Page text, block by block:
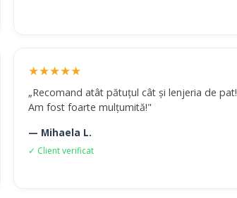
★★★★★
„Recomand atât pătuțul cât și lenjeria de pat!
Am fost foarte mulțumită!"
— Mihaela L.
✓ Client verificat